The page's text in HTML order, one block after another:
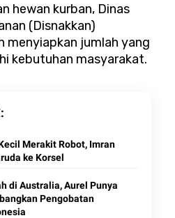
hewan kurban, Dinas
(Disnakkan)
menyiapkan jumlah yang
kebutuhan masyarakat.
Merakit Robot, Imran
ke Korsel
di Australia, Aurel Punya
Pengobatan